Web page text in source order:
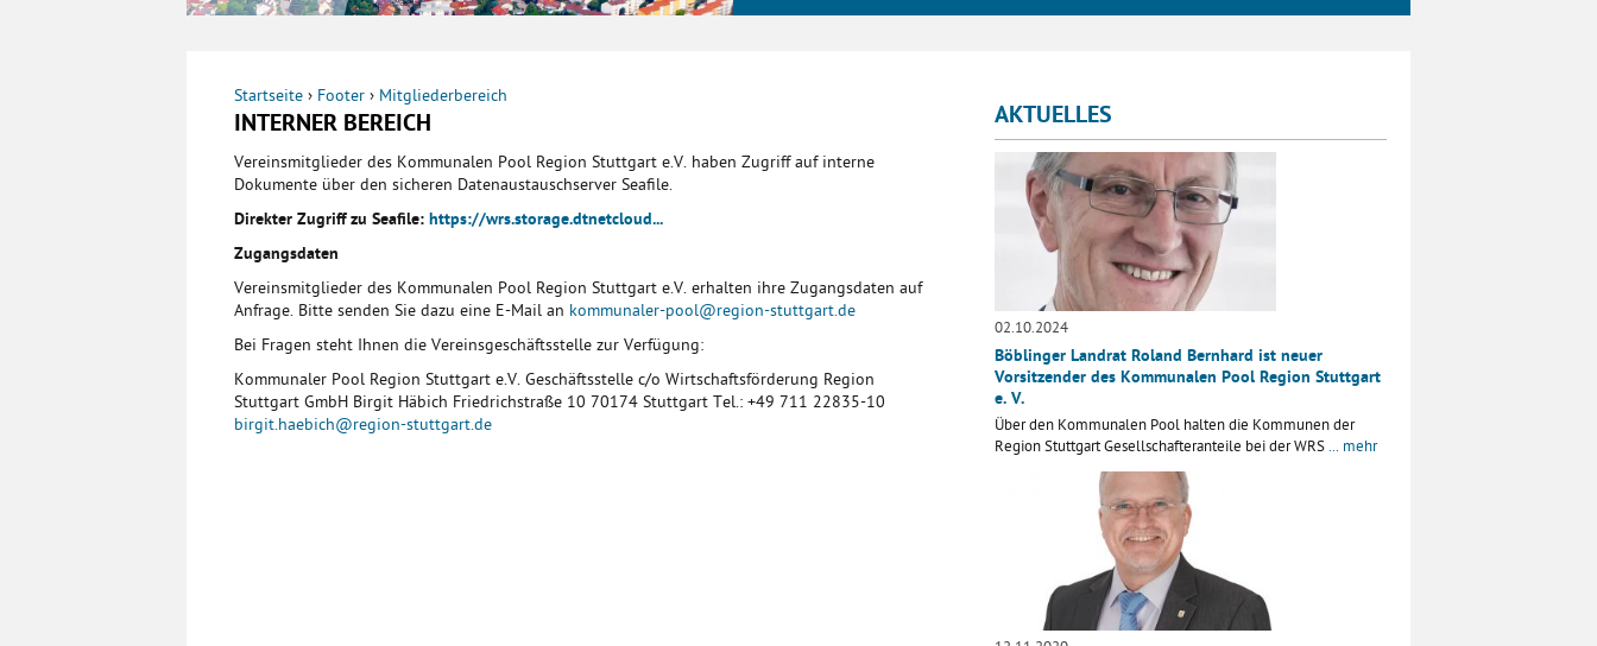
Startseite › Footer › Mitgliederbereich
INTERNER BEREICH
Vereinsmitglieder des Kommunalen Pool Region Stuttgart e.V. haben Zugriff auf interne
Dokumente über den sicheren Datenaustauschserver Seafile.
Direkter Zugriff zu Seafile: https://wrs.storage.dtnetcloud...
Zugangsdaten
Vereinsmitglieder des Kommunalen Pool Region Stuttgart e.V. erhalten ihre Zugangsdaten auf
Anfrage. Bitte senden Sie dazu eine E-Mail an kommunaler-pool@region-stuttgart.de
Bei Fragen steht Ihnen die Vereinsgeschäftsstelle zur Verfügung:
Kommunaler Pool Region Stuttgart e.V. Geschäftsstelle c/o Wirtschaftsförderung Region
Stuttgart GmbH Birgit Häbich Friedrichstraße 10 70174 Stuttgart Tel.: +49 711 22835-10
birgit.haebich@region-stuttgart.de
AKTUELLES
02.10.2024
Böblinger Landrat Roland Bernhard ist neuer
Vorsitzender des Kommunalen Pool Region Stuttgart
e. V.
Über den Kommunalen Pool halten die Kommunen der
Region Stuttgart Gesellschafteranteile bei der WRS ... mehr